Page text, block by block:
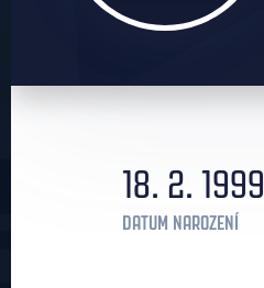
18. 2. 1999
DATUM NAROZENÍ